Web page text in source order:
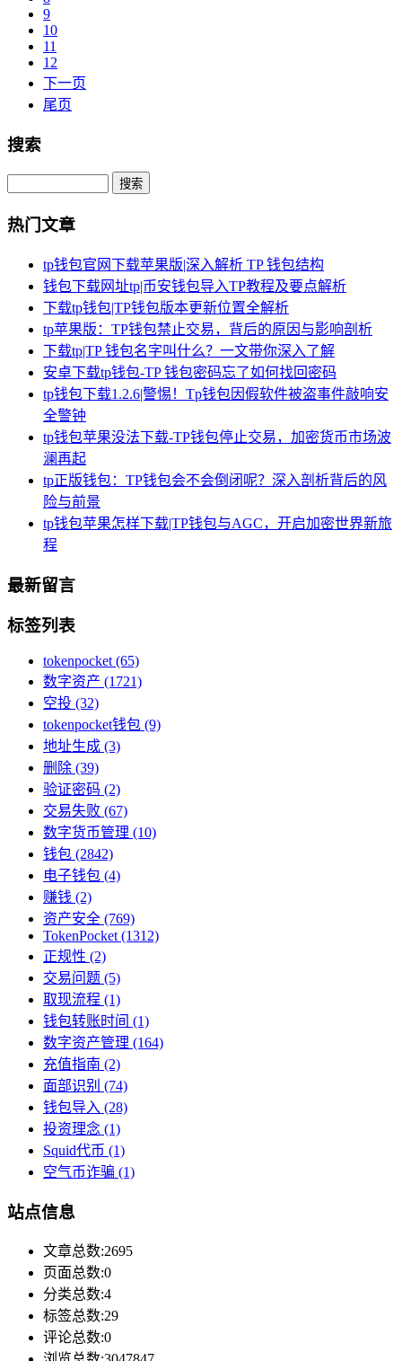
9
10
11
12
下一页
尾页
搜索
Search
热门文章
tp钱包官网下载苹果版|深入解析 TP 钱包结构
钱包下载网址tp|币安钱包导入TP教程及要点解析
下载tp钱包|TP钱包版本更新位置全解析
tp苹果版：TP钱包禁止交易，背后的原因与影响剖析
下载tp|TP 钱包名字叫什么？一文带你深入了解
安卓下载tp钱包-TP 钱包密码忘了如何找回密码
tp钱包下载1.2.6|警惕！Tp钱包因假软件被盗事件敲响安
全警钟
tp钱包苹果没法下载-TP钱包停止交易，加密货币市场波
澜再起
tp正版钱包：TP钱包会不会倒闭呢？深入剖析背后的风
险与前景
tp钱包苹果怎样下载|TP钱包与AGC，开启加密世界新旅
程
最新留言
标签列表
tokenpocket (65)
数字资产 (1721)
空投 (32)
tokenpocket钱包 (9)
地址生成 (3)
删除 (39)
验证密码 (2)
交易失败 (67)
数字货币管理 (10)
钱包 (2842)
电子钱包 (4)
赚钱 (2)
资产安全 (769)
TokenPocket (1312)
正规性 (2)
交易问题 (5)
取现流程 (1)
钱包转账时间 (1)
数字资产管理 (164)
充值指南 (2)
面部识别 (74)
钱包导入 (28)
投资理念 (1)
Squid代币 (1)
空气币诈骗 (1)
站点信息
文章总数:2695
页面总数:0
分类总数:4
标签总数:29
评论总数:0